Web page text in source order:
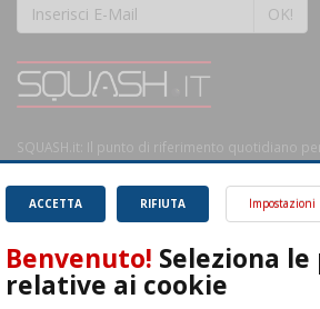
OK!
SQUASH.it: Il punto di riferimento quotidiano
RIFIUTA
ACCETTA Impostazioni
Benvenuto! Seleziona
relative ai cookie